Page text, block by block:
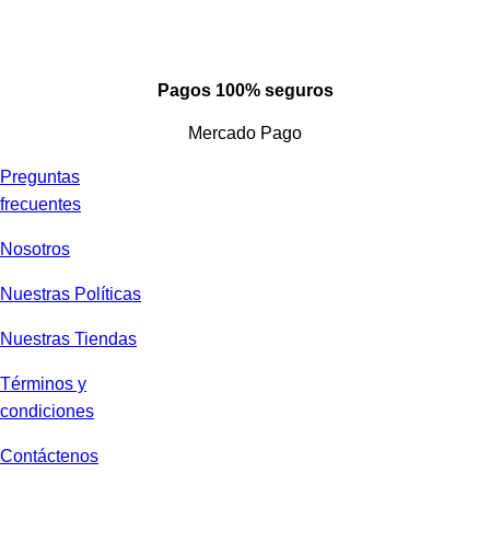
Pagos 100% seguros
Mercado Pago
Preguntas
frecuentes
Nosotros
Nuestras Políticas
Nuestras Tiendas
Términos y
condiciones
Contáctenos